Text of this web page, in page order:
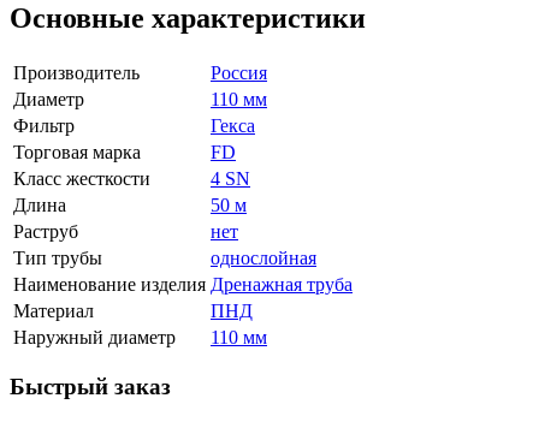
Основные характеристики
Производитель
Россия
Диаметр
110 мм
Фильтр
Гекса
Торговая марка
FD
Класс жесткости
4 SN
Длина
50 м
Раструб
нет
Тип трубы
однослойная
Наименование изделия Дренажная труба
Материал
ПНД
Наружный диаметр
110 мм
Быстрый заказ